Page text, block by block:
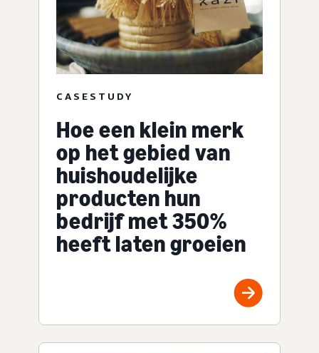
CASESTUDY
Hoe een klein merk
op het gebied van
huishoudelijke
producten hun
bedrijf met 350%
heeft laten groeien